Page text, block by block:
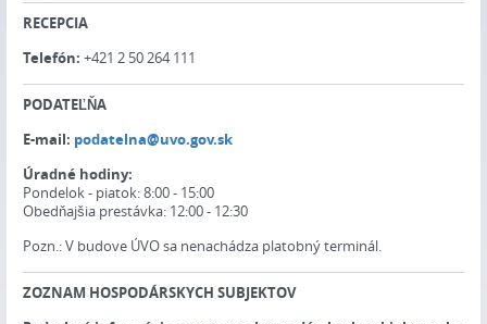
RECEPCIA
Telefón: +421 2 50 264 111
PODATEĽŇA
E-mail: podatelna@uvo.gov.sk
Úradné hodiny:
Pondelok - piatok: 8:00 - 15:00
Obedňajšia prestávka: 12:00 - 12:30
Pozn.: V budove ÚVO sa nenachádza platobný terminál.
ZOZNAM HOSPODÁRSKYCH SUBJEKTOV